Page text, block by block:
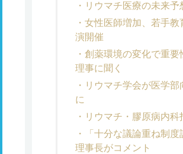
リウマチ医療の未来
女性医師増加、若手
演開催
創薬環境の変化で重
理事に聞く
リウマチ学会が医学
に
リウマチ・膠原病内
「十分な議論重ね制
理事長がコメント